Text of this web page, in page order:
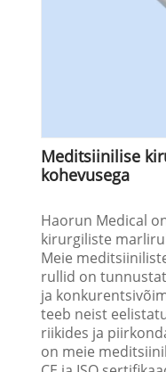
Meditsiinilise
kohevusega
Haorun Medical
kirurgiliste
Meie
rullid on
ja
teeb neist
riikides ja
on meie